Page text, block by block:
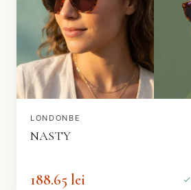
LONDONBE
NASTY
188.65 lei